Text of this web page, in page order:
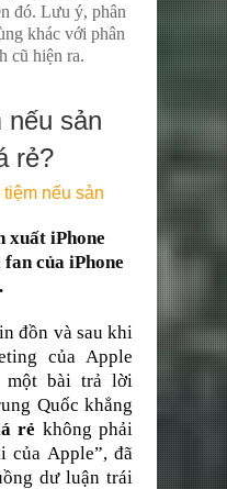
đó. Lưu ý, phân
khác với phân
cũ hiện ra.
nếu sản
rẻ?
nếu sản
xuất iPhone
của iPhone
đồn và sau khi
của Apple
một bài trả lời
Quốc khẳng
rẻ không phải
của Apple”, đã
dư luận trái